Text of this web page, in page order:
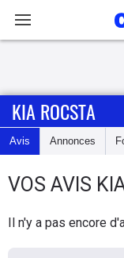
Accueil
Actu
Essais
Guide
KIA ROCSTA
Avis Annonces
VOS AVIS
Il n'y a pas encore